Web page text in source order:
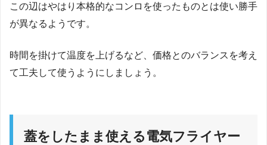
この辺はやはり本格的なコンロを使ったものとは使い勝手
が異なるようです。
時間を掛けて温度を上げるなど、価格とのバランスを考え
て工夫して使うようにしましょう。
蓋をしたまま使える電気フライヤー